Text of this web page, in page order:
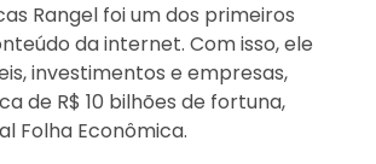
Rangel foi um dos primeiros
da internet. Com isso, ele
investimentos e empresas,
de R$ 10 bilhões de fortuna,
Folha Econômica.